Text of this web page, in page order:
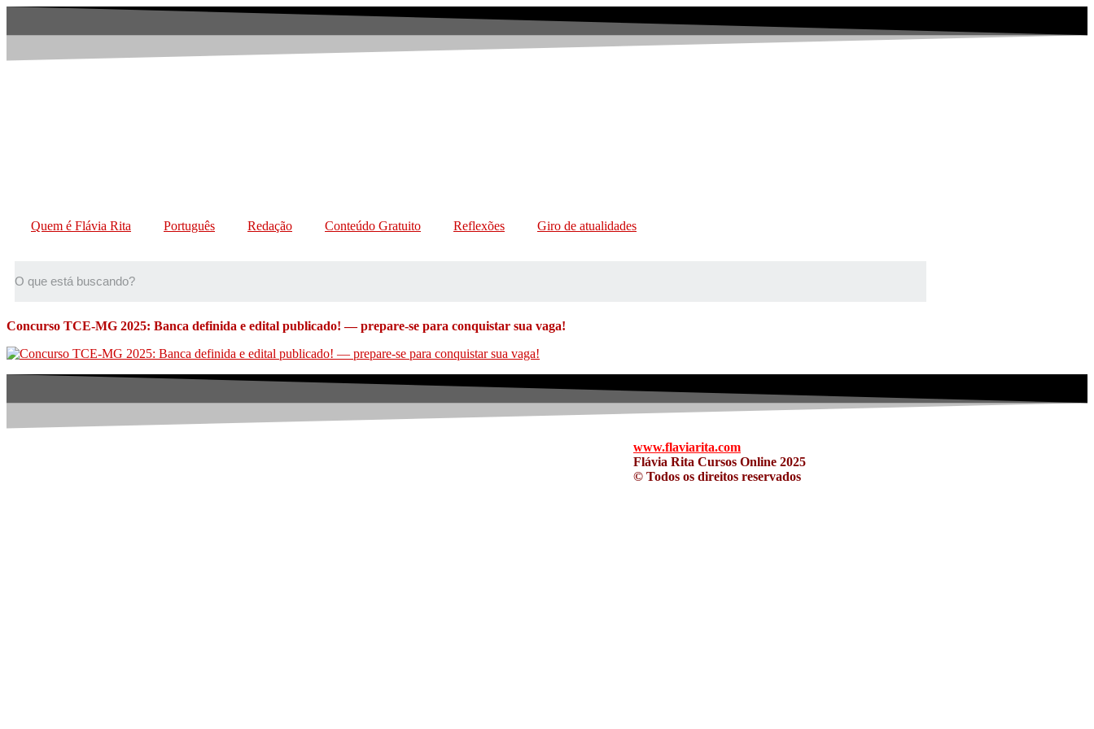
Quem é Flávia Rita Português Redação Conteúdo Gratuito Reflexões Giro de atualidades
Concurso TCE-MG 2025: Banca definida e edital publicado! — prepare-se para conquistar sua vaga!
www.flaviarita.com
Flávia Rita Cursos Online 2025
© Todos os direitos reservados